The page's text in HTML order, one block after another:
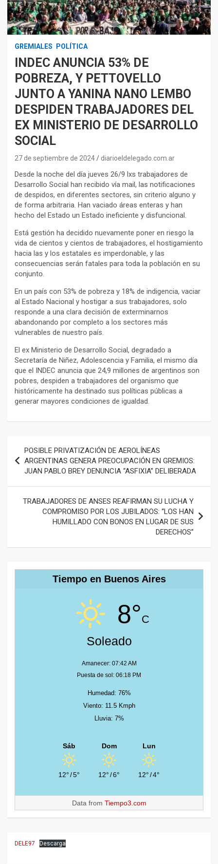
GREMIALES POLÍTICA
INDEC ANUNCIA 53% DE
POBREZA, Y PETTOVELLO
JUNTO A YANINA NANO LEMBO
DESPIDEN TRABAJADORES DEL
EX MINISTERIO DE DESARROLLO
SOCIAL
27 de septiembre de 2024 diarioeldelegado.com.ar
Desde la noche del día jueves 26/9 lxs trabajadores de
Desarrollo Social han recibido vía mail, las notificaciones
de despidos, en diferentes sectores, sin criterio alguno y
de forma arbitraria. Han vaciado áreas enteras y han
hecho del Estado un Estado ineficiente y disfuncional.
Está gestión ha decidido nuevamente poner en riesgo la
vida de cientos y cientos de trabajadores, el hostigamiento
hacia las y los estatales es imperdonable, y las
consecuencias serán fatales para toda la población en su
conjunto.
En un país con 53% de pobreza y 18% de indigencia, vaciar
al Estado Nacional y hostigar a sus trabajadores, solo
responde a una clara decisión de exterminarnos
abandonando por completo a los sectores más
vulnerables de nuestro país.
El ex Ministerio de Desarrollo Social, degradado a
Secretaría de Niñez, Adolescencia y Familia, el mismo día
que el INDEC anuncia que 24,9 millones de argentinos son
pobres, despiden a trabajadores del organismo que
históricamente ha destinado sus políticas públicas a
generar mayores condiciones de igualdad.
de
entradas
POSIBLE PRIVATIZACIÓN DE AEROLÍNEAS
ARGENTINAS GENERA PREOCUPACIÓN EN GREMIOS:
JUAN PABLO BREY DENUNCIA “ASFIXIA” DELIBERADA
TRABAJADORES DE ANSES REAFIRMAN SU LUCHA Y
COMPROMISO POR LOS JUBILADOS: “LOS HAN
HUMILLADO CON BONOS EN LUGAR DE SUS
DERECHOS”
Tiempo en Buenos Aires
8°C
Soleado
Amanecer: 07:42 AM
Puesta de sol: 06:18 PM
Humedad: 76%
Viento: 11.5 Kmph
Lluvia: 7%
Sáb
12°/5°
Dom
12°/6°
Lun
12°/4°
Data from Tiempo3.com
DELE97 Descarga